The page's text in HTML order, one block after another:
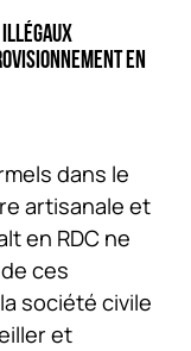
EN
dans le
artisanale et
en RDC ne
ces
société civile
et